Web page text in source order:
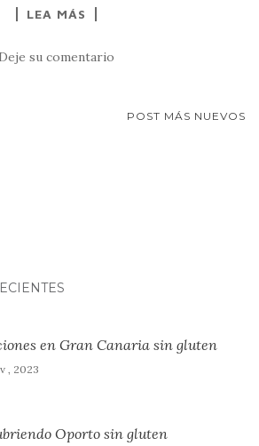
LEA MÁS
Deje su comentario
POST MÁS NUEVOS
en Gran Canaria sin gluten
, 2023
Oporto sin gluten